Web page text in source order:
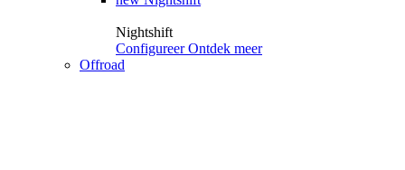
Nightshift
Configureer Ontdek meer
Offroad